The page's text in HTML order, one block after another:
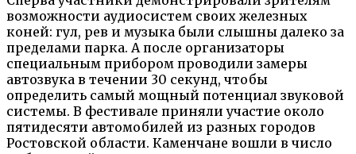
возможности аудиосистем своих железных
коней: гул, рев и музыка были слышны далеко за
пределами парка. А после организаторы
специальным прибором проводили замеры
автозвука в течении 30 секунд, чтобы
определить самый мощный потенциал звуковой
системы. В фестивале приняли участие около
пятидесяти автомобилей из разных городов
Ростовской области. Каменчане вошли в число